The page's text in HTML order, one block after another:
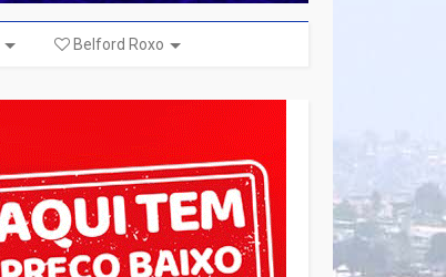
Belford Roxo